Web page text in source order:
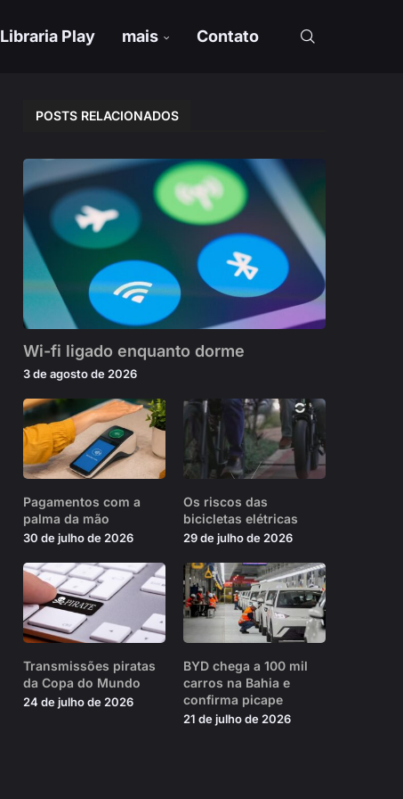
Libraria Play mais Contato
POSTS RELACIONADOS
Wi-fi ligado enquanto dorme
3 de agosto de 2026
Pagamentos com a
palma da mão
30 de julho de 2026
Os riscos das
bicicletas elétricas
29 de julho de 2026
Transmissões piratas
da Copa do Mundo
24 de julho de 2026
BYD chega a 100 mil
carros na Bahia e
confirma picape
21 de julho de 2026